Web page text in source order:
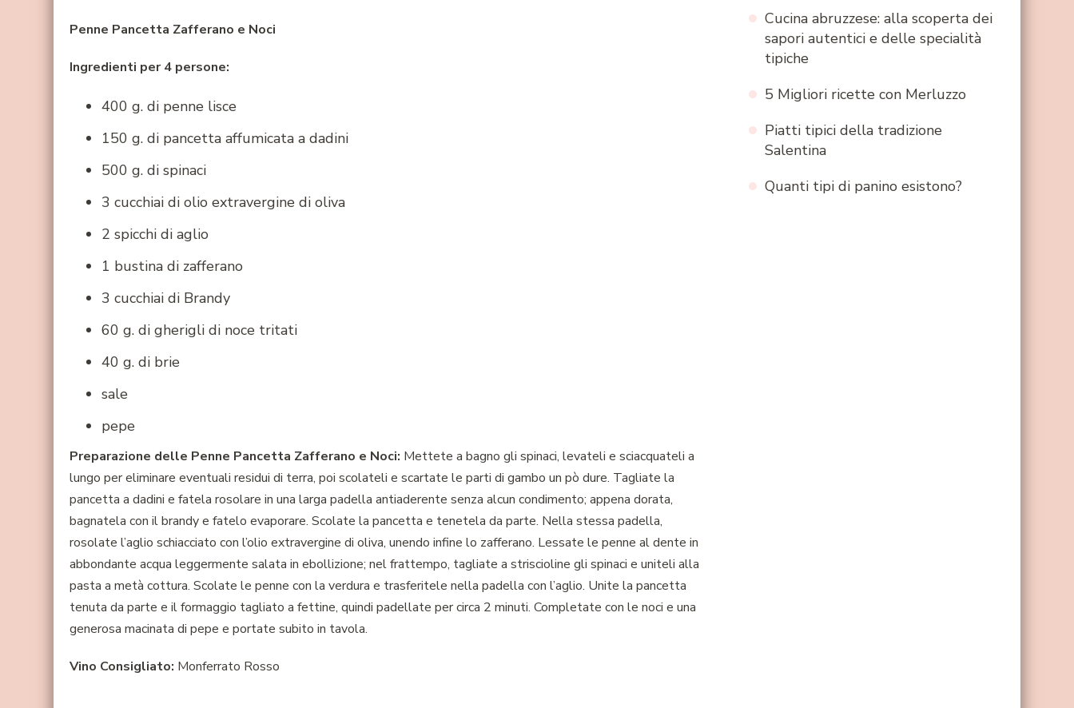
Penne Pancetta Zafferano e Noci
Ingredienti per 4 persone:
400 g. di penne lisce
150 g. di pancetta affumicata a dadini
500 g. di spinaci
3 cucchiai di olio extravergine di oliva
2 spicchi di aglio
1 bustina di zafferano
3 cucchiai di Brandy
60 g. di gherigli di noce tritati
40 g. di brie
sale
pepe
Preparazione delle Penne Pancetta Zafferano e Noci: Mettete a bagno gli spinaci, levateli e sciacquateli a
lungo per eliminare eventuali residui di terra, poi scolateli e scartate le parti di gambo un pò dure. Tagliate la
pancetta a dadini e fatela rosolare in una larga padella antiaderente senza alcun condimento; appena dorata,
bagnatela con il brandy e fatelo evaporare. Scolate la pancetta e tenetela da parte. Nella stessa padella,
rosolate l’aglio schiacciato con l’olio extravergine di oliva, unendo infine lo zafferano. Lessate le penne al dente in
abbondante acqua leggermente salata in ebollizione; nel frattempo, tagliate a striscioline gli spinaci e uniteli alla
pasta a metà cottura. Scolate le penne con la verdura e trasferitele nella padella con l’aglio. Unite la pancetta
tenuta da parte e il formaggio tagliato a fettine, quindi padellate per circa 2 minuti. Completate con le noci e una
generosa macinata di pepe e portate subito in tavola.
Vino Consigliato: Monferrato Rosso
Cucina abruzzese: alla scoperta dei
sapori autentici e delle specialità
tipiche
5 Migliori ricette con Merluzzo
Piatti tipici della tradizione
Salentina
Quanti tipi di panino esistono?